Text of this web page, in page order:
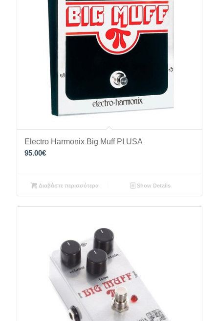
Electro Harmonix Big Muff PI USA
95.00€
Διαβάστε περισσότερα Show Details